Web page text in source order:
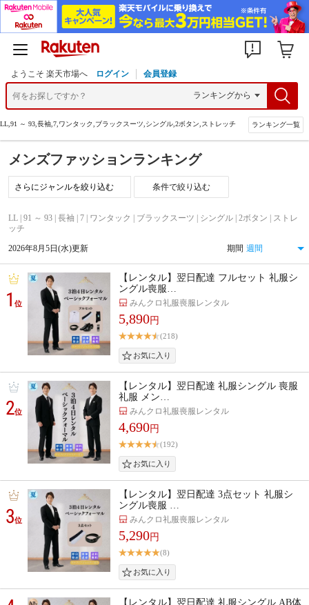
ようこそ 楽天市場へ ログイン 会員登録
LL,91 ～ 93,長袖,7,ワンタック,ブラックスーツ,シングル,2ボタン,ストレッチ ランキング一覧
メンズファッションランキング
条件で絞り込む
LL | 91 ～ 93 | 長袖 | 7 | ワンタック | ブラックスーツ | シングル | 2ボタン | ストレ
ッチ
2026年8月5日(水)更新 期間
1位
【レンタル】翌日配達 フルセット 礼服シ
ングル喪服…
みんクロ礼服喪服レンタル
5,890円
(218)
2位
【レンタル】翌日配達 礼服シングル 喪服
礼服 メン…
みんクロ礼服喪服レンタル
4,690円
(192)
3位
【レンタル】翌日配達 3点セット 礼服シ
ングル喪服 …
みんクロ礼服喪服レンタル
5,290円
(8)
【レンタル】翌日配達 礼服シングル AB体